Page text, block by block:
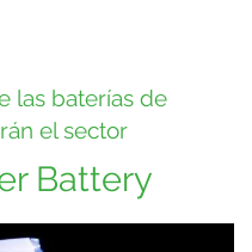
las baterías de
el sector
Battery